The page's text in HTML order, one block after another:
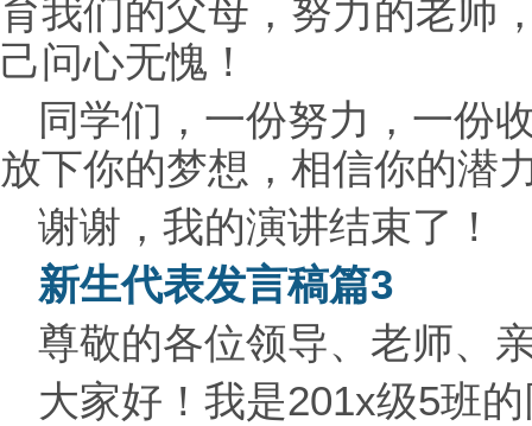
育我们的父母，努力的老师
己问心无愧！
同学们，一份努力，一份
放下你的梦想，相信你的潜
谢谢，我的演讲结束了！
新生代表发言稿篇3
尊敬的各位领导、老师、
大家好！我是201x级5班